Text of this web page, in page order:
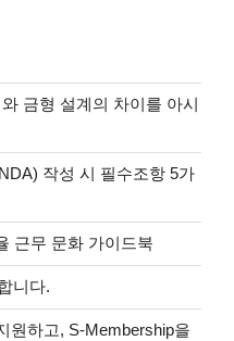
금형 설계의 차이를 아시
작성 시 필수조항 5가
근무 문화 가이드북
니다.
원하고, S-Membership을